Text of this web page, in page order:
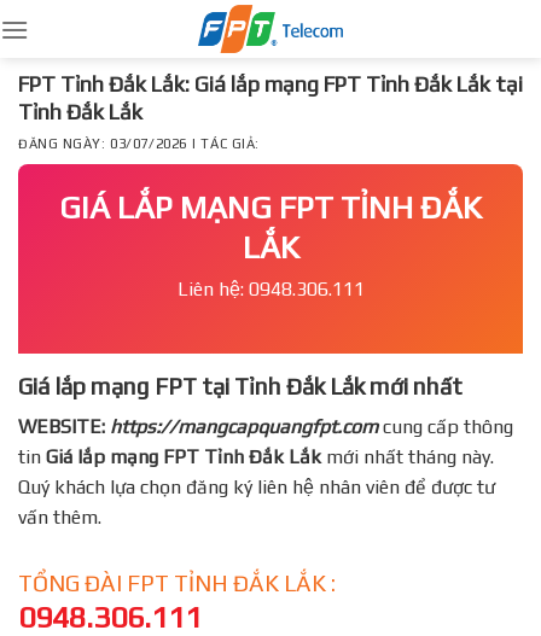
to
content
FPT Tỉnh Đắk Lắk: Giá lắp mạng FPT Tỉnh Đắk Lắk tại
Tỉnh Đắk Lắk
ĐĂNG NGÀY: 03/07/2026 | TÁC GIẢ:
GIÁ LẮP MẠNG FPT TỈNH ĐẮK
LẮK
Liên hệ: 0948.306.111
Giá lắp mạng FPT tại Tỉnh Đắk Lắk mới nhất
WEBSITE: https://mangcapquangfpt.comcung cấp thông
tin Giá lắp mạng FPT Tỉnh Đắk Lắkmới nhất tháng này.
Quý khách lựa chọn đăng ký liên hệ nhân viên để được tư
vấn thêm.
TỔNG ĐÀI FPT TỈNH ĐẮK LẮK :
0948.306.111